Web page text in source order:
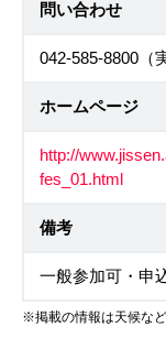
問い合わせ
042-585-8800（
ホームページ
http://
fes_01.html
備考
一般参加可・申
※掲載の情報は天候な